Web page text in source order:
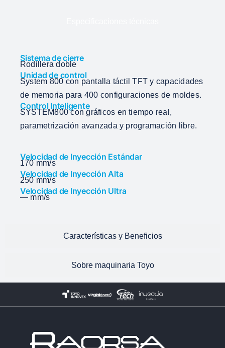
Características y Beneficios
Sobre maquinaria Toyo
Sistema de cierre
Rodillera doble
Unidad de control
System 800 con pantalla táctil TFT y capacidades
de memoria para 400 configuraciones de moldes.
Control Inteligente
SYSTEM800 con gráficos en tiempo real,
parametrización avanzada y programación libre.
Velocidad de Inyección Estándar
170 mm/s
Velocidad de Inyección Alta
250 mm/s
Velocidad de Inyección Ultra
— mm/s